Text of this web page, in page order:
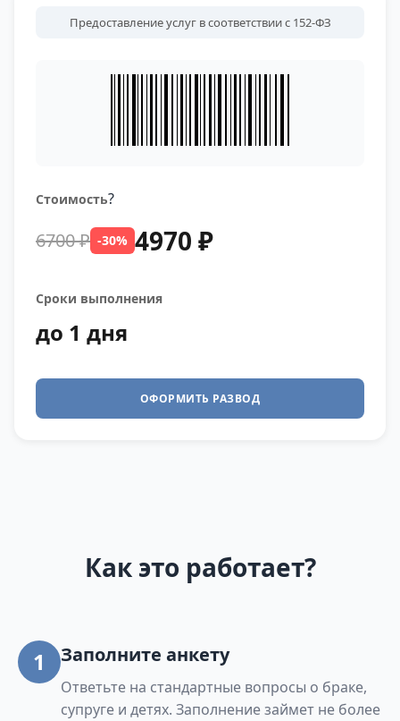
Предоставление услуг в соответствии с 152-ФЗ
Стоимость?
6700 ₽ -30% 4970 ₽
Сроки выполнения
до 1 дня
ОФОРМИТЬ РАЗВОД
Как это работает?
1 Заполните анкету
Ответьте на стандартные вопросы о браке,
супруге и детях. Заполнение займет не более